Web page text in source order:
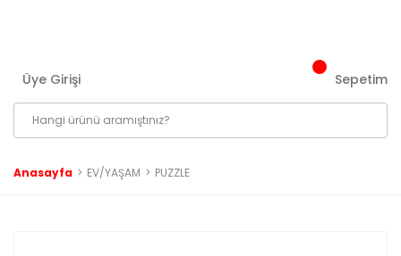
Üye Girişi Sepetim
Anasayfa EV/YAŞAM PUZZLE